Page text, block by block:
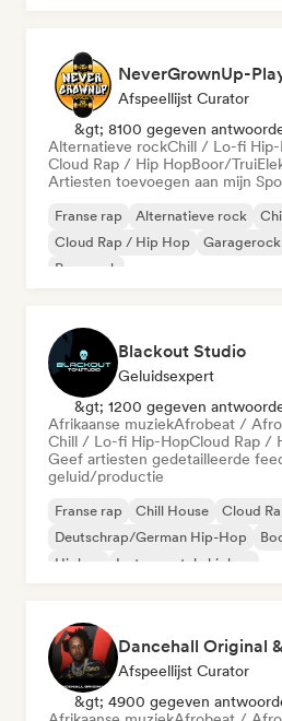
NeverGrownUp-
Afspeellijst Curator
&gt; 8100 gegeven
Alternatieve rockChill / Lo-fi Hip-
Cloud Rap / Hip HopBoor/Trui
Artiesten toevoegen aan mijn
Franse rap Alternatieve rock
Cloud Rap / Hip Hop
Garagerock
Pop-punk
Blackout Studio
Geluidsexpert
&gt; 1200 gegeven
Afrikaanse muziekAfrobeat /
Chill / Lo-fi Hip-HopCloud Rap /
Geef artiesten gedetailleerde
geluid/productie
Franse rap Chill House
Cloud
Deutschrap/German Hip-Hop
Hiphop
Instrumentale hiphop
Dancehall Original
Afspeellijst Curator
&gt; 4900 gegeven